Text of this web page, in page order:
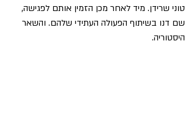
טוני שרידן. מיד לאחר מכן הזמין אותם לפגישה,
שם דנו בשיתוף הפעולה העתידי שלהם. והשאר
היסטוריה.